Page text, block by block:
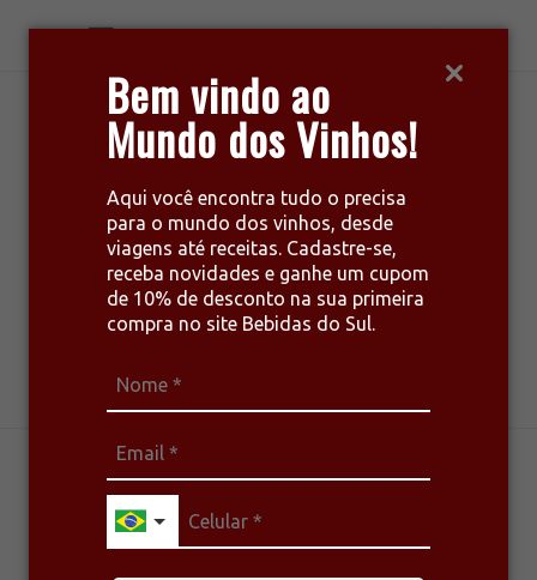
Bem vindo ao
Mundo dos Vinhos!
Aqui você encontra tudo o precisa
para o mundo dos vinhos, desde
viagens até receitas. Cadastre-se,
receba novidades e ganhe um cupom
de 10% de desconto na sua primeira
compra no site Bebidas do Sul.
harmonize seu estilo de vida
DESTINOS BRASILEIROS DE